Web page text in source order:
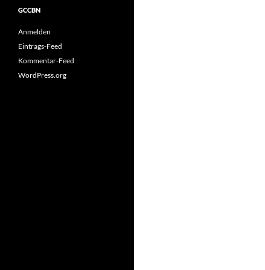
GCCBN
Anmelden
Eintrags-Feed
Kommentar-Feed
WordPress.org